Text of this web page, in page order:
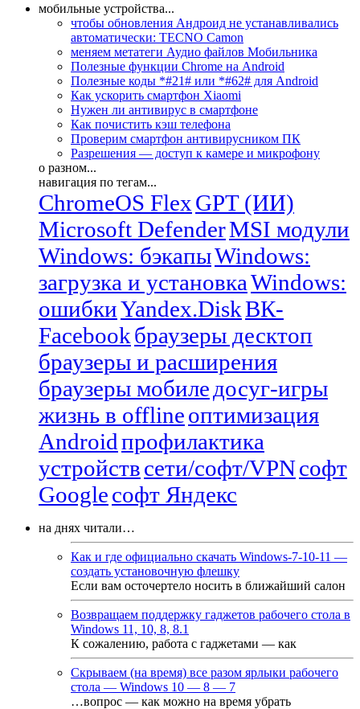
мобильные устройства...
чтобы обновления Андроид не устанавливались
автоматически: TECNO Camon
меняем метатеги Аудио файлов Мобильника
Полезные функции Chrome на Android
Полезные коды *#21# или *#62# для Android
Как ускорить смартфон Xiaomi
Нужен ли антивирус в смартфоне
Как почистить кэш телефона
Проверим смартфон антивирусником ПК
Разрешения — доступ к камере и микрофону
о разном...
навигация по тегам...
ChromeOS FlexGPT (ИИ)
Microsoft DefenderMSI модули
Windows: бэкапыWindows:
загрузка и установкаWindows:
ошибкиYandex.DiskВК-
Facebookбраузеры десктоп
браузеры и расширения
браузеры мобиле досуг-игры
жизнь в offlineоптимизация
Androidпрофилактика
устройствсети/софт/VPNсофт
Googleсофт Яндекс
на днях читали…
Как и где официально скачать Windows-7-10-11 —
создать установочную флешку
Если вам осточертело носить в ближайший салон
Возвращаем поддержку гаджетов рабочего стола в
Windows 11, 10, 8, 8.1
К сожалению, работа с гаджетами — как
Скрываем (на время) все разом ярлыки рабочего
стола — Windows 10 — 8 — 7
…вопрос — как можно на время убрать